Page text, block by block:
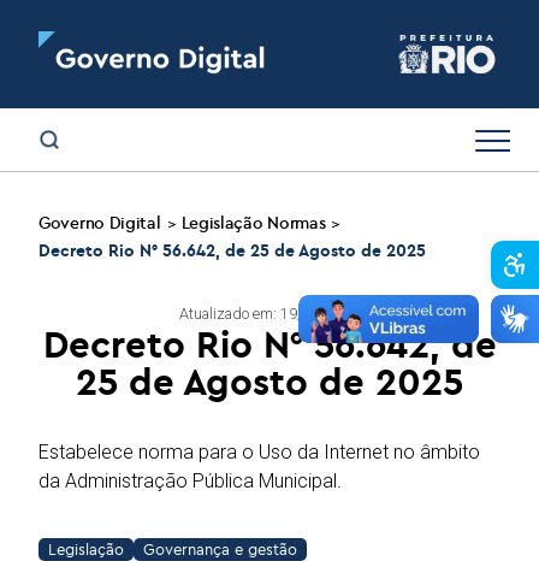
Governo Digital > Legislação Normas >
Decreto Rio N° 56.642, de 25 de Agosto de 2025
Atualizado em: 19/05/2026
Decreto Rio N° 56.642, de
25 de Agosto de 2025
Estabelece norma para o Uso da Internet no âmbito
da Administração Pública Municipal.
Legislação Governança e gestão